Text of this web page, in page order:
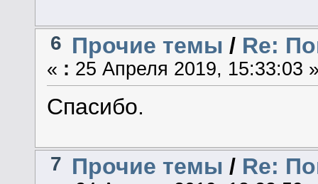
6 Прочие темы / Re:
« : 25 Апреля 2019, 15:33:03
Спасибо.
7 Прочие темы / Re: